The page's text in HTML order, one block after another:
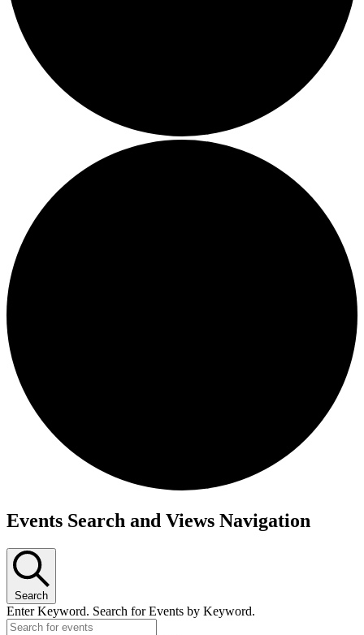
Events Search and Views Navigation
Search
Enter Keyword. Search for Events by Keyword.